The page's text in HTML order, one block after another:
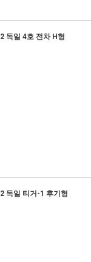
독일 4호 전차 H형
독일 티거-1 후기형